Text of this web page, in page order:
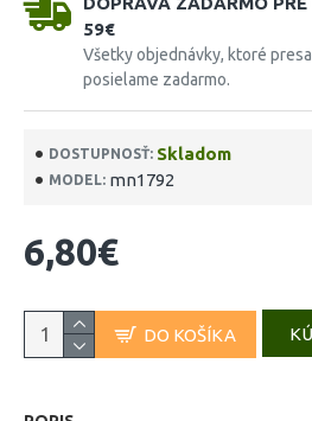
59€
Všetky objednávky, ktoré
posielame zadarmo.
DOSTUPNOSŤ: Skladom
MODEL: mn1792
6,80€
DO KOŠÍKA